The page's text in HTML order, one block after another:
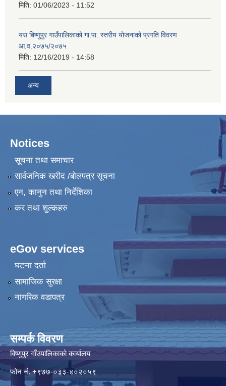
मिति: 01/06/2023 - 11:52
यस बिष्णुपुर गाउँपालिकाको गा.पा. स्तरीय योजनाको प्रगति विवरण
आ.व.२०७५/२०७५
मिति: 12/16/2019 - 14:58
अन्य
Notices
सूचना तथा समाचार
सार्वजनिक खरीद /बोलपत्र सूचना
एन, कानुन तथा निर्देशिका
कर तथा शुल्कहरु
eGov services
घटना दर्ता
सामाजिक सुरक्षा
नागरिक वडापत्र
सम्पर्क विवरण
विष्णुपुर गाँउपालिकाको कार्यालय
फोन नं. ‍‍+९७७-०३३-४०२०५९